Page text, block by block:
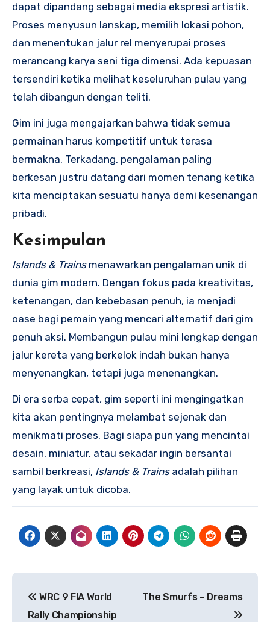
dapat dipandang sebagai media ekspresi artistik.
Proses menyusun lanskap, memilih lokasi pohon,
dan menentukan jalur rel menyerupai proses
merancang karya seni tiga dimensi. Ada kepuasan
tersendiri ketika melihat keseluruhan pulau yang
telah dibangun dengan teliti.
Gim ini juga mengajarkan bahwa tidak semua
permainan harus kompetitif untuk terasa
bermakna. Terkadang, pengalaman paling
berkesan justru datang dari momen tenang ketika
kita menciptakan sesuatu hanya demi kesenangan
pribadi.
Kesimpulan
Islands & Trainsmenawarkan pengalaman unik di
dunia gim modern. Dengan fokus pada kreativitas,
ketenangan, dan kebebasan penuh, ia menjadi
oase bagi pemain yang mencari alternatif dari gim
penuh aksi. Membangun pulau mini lengkap dengan
jalur kereta yang berkelok indah bukan hanya
menyenangkan, tetapi juga menenangkan.
Di era serba cepat, gim seperti ini mengingatkan
kita akan pentingnya melambat sejenak dan
menikmati proses. Bagi siapa pun yang mencintai
desain, miniatur, atau sekadar ingin bersantai
sambil berkreasi, Islands & Trainsadalah pilihan
yang layak untuk dicoba.
pos
WRC 9 FIA World
Rally Championship
The Smurfs – Dreams